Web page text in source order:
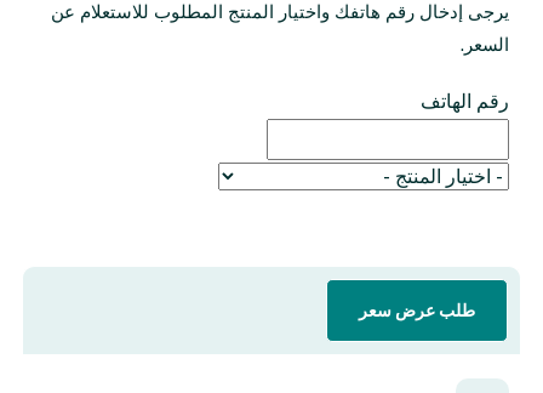
يرجى إدخال رقم هاتفك واختيار المنتج المطلوب للاستعلام عن
السعر.
رقم الهاتف
طلب عرض سعر